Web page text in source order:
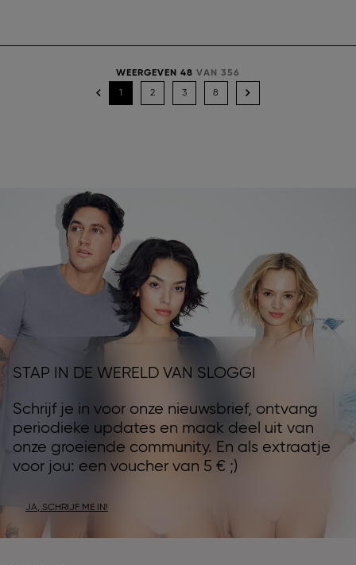
WEERGEVEN 48 VAN 356
1 2 3 8
STAP IN DE WERELD VAN SLOGGI
Schrijf je in voor onze nieuwsbrief, ontvang
periodieke updates en maak deel uit van
onze groeiende community. En als extraatje
voor jou: een voucher van 5 € ;)
JA, SCHRIJF ME IN!